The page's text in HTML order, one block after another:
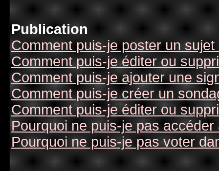
Publication
Comment puis-je poster un
Comment puis-je éditer ou
Comment puis-je ajouter une
Comment puis-je créer un
Comment puis-je éditer ou
Pourquoi ne puis-je pas accéder
Pourquoi ne puis-je pas voter